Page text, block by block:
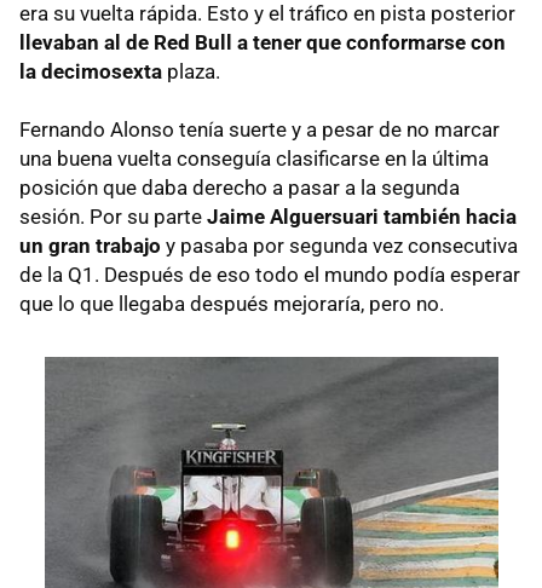
era su vuelta rápida. Esto y el tráfico en pista posterior
llevaban al de Red Bull a tener que conformarse con
la decimosexta plaza.
Fernando Alonso tenía suerte y a pesar de no marcar
una buena vuelta conseguía clasificarse en la última
posición que daba derecho a pasar a la segunda
sesión. Por su parte Jaime Alguersuari también hacia
un gran trabajo y pasaba por segunda vez consecutiva
de la Q1. Después de eso todo el mundo podía esperar
que lo que llegaba después mejoraría, pero no.